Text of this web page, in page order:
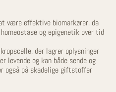
være effektive biomarkører, da
og epigenetik over tid
der lagrer oplysninger
levende og kan både sende og
også på skadelige giftstoffer